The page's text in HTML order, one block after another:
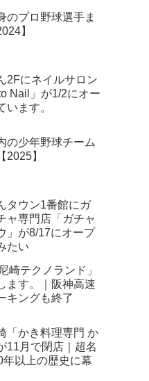
のプロ野球選手ま
】
2Fにネイルサロン
Nail」が1/2にオー
います。
の少年野球チーム
2025】
タウン1番館にガ
ャ専門店「ガチャ
」が8/17にオープ
たい
崎テクノランド」
ます。｜阪神高速
キングも終了
「かき料理専門 か
11月で閉店｜超名
年以上の歴史に幕